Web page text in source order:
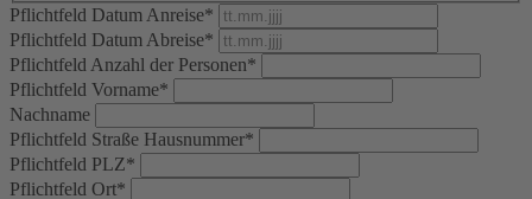
Pflichtfeld Datum Anreise*
Pflichtfeld Datum Abreise*
PflichtfeldAnzahl der Personen*
Pflichtfeld Vorname*
Nachname
Pflichtfeld Straße Hausnummer*
Pflichtfeld PLZ*
Pflichtfeld Ort*